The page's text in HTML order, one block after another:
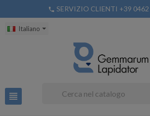
phone SERVIZIO CLIENTI +39
Italiano
view_headline